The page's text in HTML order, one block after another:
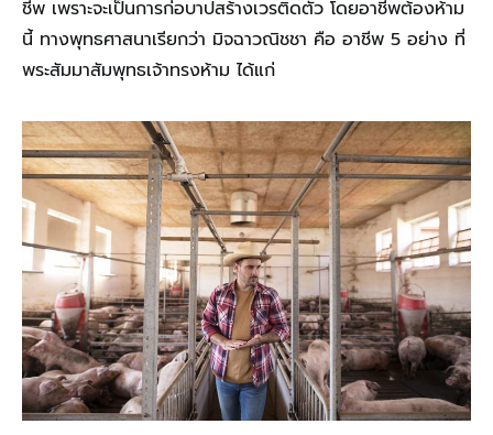
ชีพ เพราะจะเป็นการก่อบาปสร้างเวรติดตัว โดยอาชีพต้องห้าม
นี้ ทางพุทธศาสนาเรียกว่า มิจฉาวณิชชา คือ อาชีพ 5 อย่าง ที่
พระสัมมาสัมพุทธเจ้าทรงห้าม ได้แก่